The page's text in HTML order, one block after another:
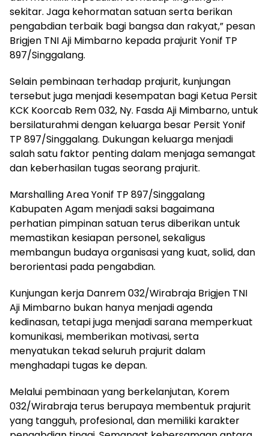
sekitar. Jaga kehormatan satuan serta berikan
pengabdian terbaik bagi bangsa dan rakyat,” pesan
Brigjen TNI Aji Mimbarno kepada prajurit Yonif TP
897/Singgalang.
Selain pembinaan terhadap prajurit, kunjungan
tersebut juga menjadi kesempatan bagi Ketua Persit
KCK Koorcab Rem 032, Ny. Fasda Aji Mimbarno, untuk
bersilaturahmi dengan keluarga besar Persit Yonif
TP 897/Singgalang. Dukungan keluarga menjadi
salah satu faktor penting dalam menjaga semangat
dan keberhasilan tugas seorang prajurit.
Marshalling Area Yonif TP 897/Singgalang
Kabupaten Agam menjadi saksi bagaimana
perhatian pimpinan satuan terus diberikan untuk
memastikan kesiapan personel, sekaligus
membangun budaya organisasi yang kuat, solid, dan
berorientasi pada pengabdian.
Kunjungan kerja Danrem 032/Wirabraja Brigjen TNI
Aji Mimbarno bukan hanya menjadi agenda
kedinasan, tetapi juga menjadi sarana memperkuat
komunikasi, memberikan motivasi, serta
menyatukan tekad seluruh prajurit dalam
menghadapi tugas ke depan.
Melalui pembinaan yang berkelanjutan, Korem
032/Wirabraja terus berupaya membentuk prajurit
yang tangguh, profesional, dan memiliki karakter